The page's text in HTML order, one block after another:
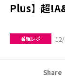
Plus】超
番組レポ
Share